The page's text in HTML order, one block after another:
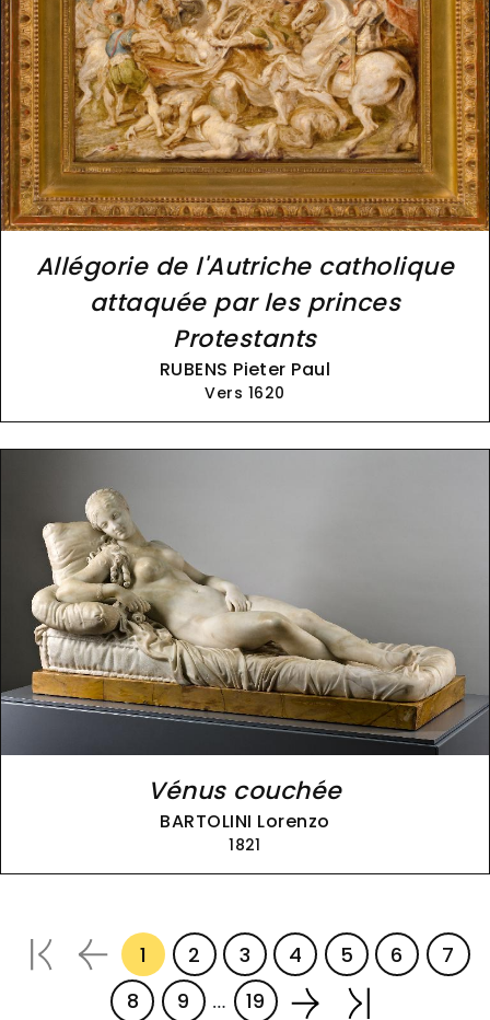
Allégorie de l'Autriche catholique
attaquée par les princes
Protestants
RUBENS Pieter Paul
Vers 1620
Vénus couchée
BARTOLINI Lorenzo
1821
Pagination
Page courante
1 Page
2 Page
3 Page
4 Page
5 Page
6 7
Page
8 Page
9 … 19